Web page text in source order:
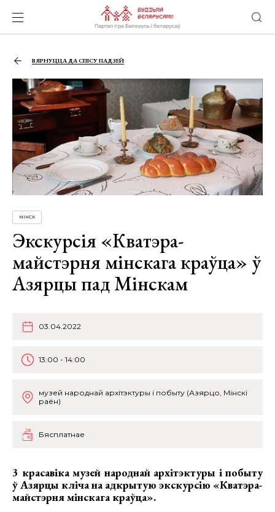
ВЯРНУЦЦА ДА СПІСУ ПАДЗЕЙ
МІНСК
Экскурсія «Кватэра-
майстэрня мінскага краўца» ў
Азярцы пад Мінскам
03.04.2022
13:00 - 14:00
музей народнай архітэктуры і побыту (Азярцо, Мінскі
раён)
Бясплатнае
3 красавіка музей народнай архітэктуры і побыту
ў Азярцы кліча на адкрытую экскурсію «Кватэра-
майстэрня мінскага краўца».